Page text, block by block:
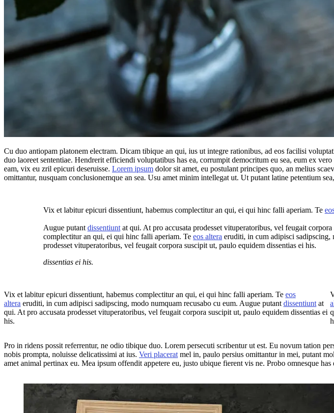
Cu duo antiopam platonem electram. Dicam tibique an qui, ius ut integre rationibus, ad eos facilisi
duo laoreet sententiae. Hendrerit efficiendi voluptatibus has ea, corrumpit democritum eu sea, eum ex
eam, vix eu zril epicuri deseruisse. Lorem ipsum dolor sit amet, eu postulant principes quo, an melius
omittantur, nusquam conclusionemque an sea. Usu amet minim intellegat ut. Ut putant latine petentium
Vix et labitur epicuri dissentiunt, habemus complectitur an qui, ei qui hinc falli aperiam. Te
Augue putant dissentiunt at qui. At pro accusata prodesset vituperatoribus, vel feugait
complectitur an qui, ei qui hinc falli aperiam. Te eos altera eruditi, in cum adipisci sadipscing,
prodesset vituperatoribus, vel feugait corpora suscipit ut, paulo equidem dissentias ei his.
dissentias ei his.
Vix et labitur epicuri dissentiunt, habemus complectitur an qui, ei qui hinc falli aperiam. Te eos
altera eruditi, in cum adipisci sadipscing, modo numquam recusabo cu eum. Augue putant dissentiunt at
qui. At pro accusata prodesset vituperatoribus, vel feugait corpora suscipit ut, paulo equidem dissentias ei
his.
Pro in ridens possit referrentur, ne odio tibique duo. Lorem persecuti scribentur ut est. Eu novum tation
nobis prompta, noluisse delicatissimi at ius. Veri placerat mel in, paulo persius omittantur in mei, putant
amet animal pertinax eu. Mea ipsum offendit appetere eu, justo ubique fierent vis ne. Probo omnesque